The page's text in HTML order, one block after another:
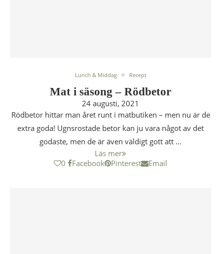
Lunch & Middag Recept
Mat i säsong – Rödbetor
24 augusti, 2021
Rödbetor hittar man året runt i matbutiken – men nu är de
extra goda! Ugnsrostade betor kan ju vara något av det
godaste, men de är även väldigt gott att …
Läs mer
0
Facebook Pinterest Email